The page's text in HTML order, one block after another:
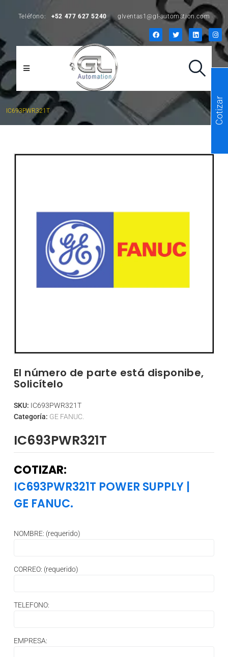
Teléfono: +52 477 627 5240 glventas1@gl-automation.com
IC693PWR321T
El número de parte está disponibe,
Solicítelo
SKU: IC693PWR321T
Categoría: GE FANUC.
IC693PWR321T
COTIZAR:
IC693PWR321T POWER SUPPLY |
GE FANUC.
NOMBRE: (requerido)
CORREO: (requerido)
TELEFONO:
EMPRESA:
Cotizar